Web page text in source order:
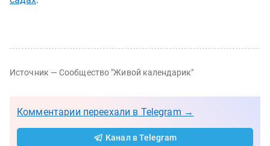
Источник — Сообщество "Живой календарик"
Комментарии переехали в Telegram →
Канал в Telegram